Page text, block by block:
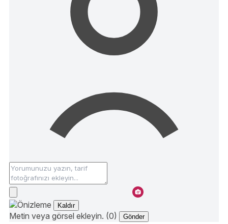
Kaldır
Metin veya görsel ekleyin. (0) Gönder